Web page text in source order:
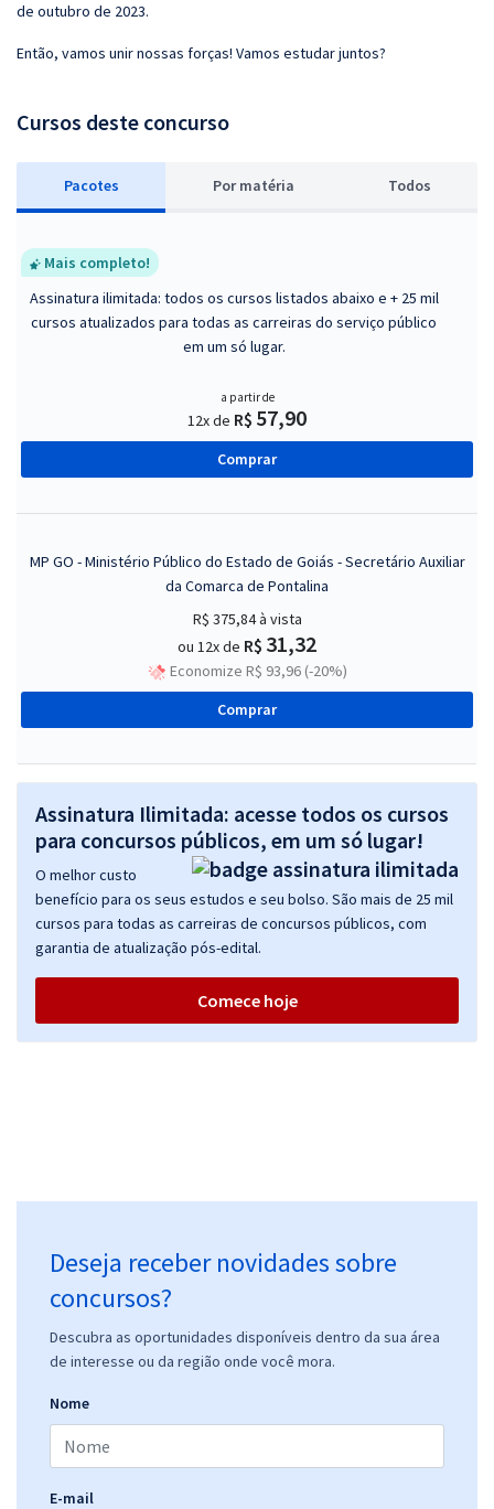
de outubro de 2023.
Então, vamos unir nossas forças! Vamos estudar juntos?
Cursos deste concurso
Pacotes Por matéria Todos
Mais completo!
Assinatura ilimitada: todos os cursos listados abaixo e + 25 mil
cursos atualizados para todas as carreiras do serviço público
em um só lugar.
a partir de
12x de R$ 57,90
Comprar
MP GO - Ministério Público do Estado de Goiás - Secretário Auxiliar
da Comarca de Pontalina
R$ 375,84à vista
ou 12x de R$ 31,32
Economize R$ 93,96 (-20%)
Comprar
Assinatura Ilimitada: acesse todos os cursos
para concursos públicos, em um só lugar!
O melhor custo
benefício para os seus estudos e seu bolso. São mais de 25 mil
cursos para todas as carreiras de concursos públicos, com
garantia de atualização pós-edital.
Comece hoje
Deseja receber novidades sobre
concursos?
Descubra as oportunidades disponíveis dentro da sua área
de interesse ou da região onde você mora.
Nome
E-mail